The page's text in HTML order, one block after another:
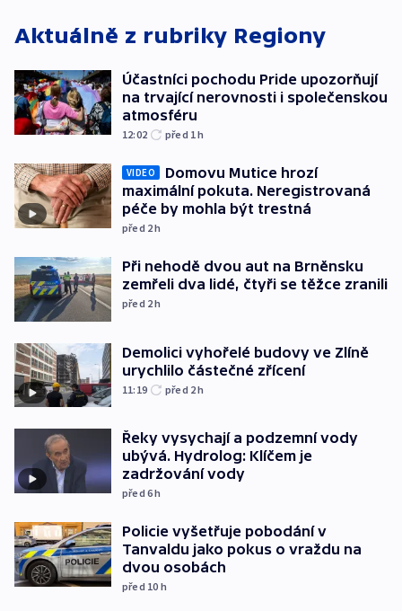
Aktuálně z rubriky Regiony
Účastníci pochodu Pride upozorňují
na trvající nerovnosti i společenskou
atmosféru
12:02 před 1h
VIDEO
Domovu Mutice hrozí
maximální pokuta. Neregistrovaná
péče by mohla být trestná
před 2h
Při nehodě dvou aut na Brněnsku
zemřeli dva lidé, čtyři se těžce zranili
před 2h
Demolici vyhořelé budovy ve Zlíně
urychlilo částečné zřícení
11:19 před 2h
Řeky vysychají a podzemní vody
ubývá. Hydrolog: Klíčem je
zadržování vody
před 6h
Policie vyšetřuje pobodání v
Tanvaldu jako pokus o vraždu na
dvou osobách
před 10 h